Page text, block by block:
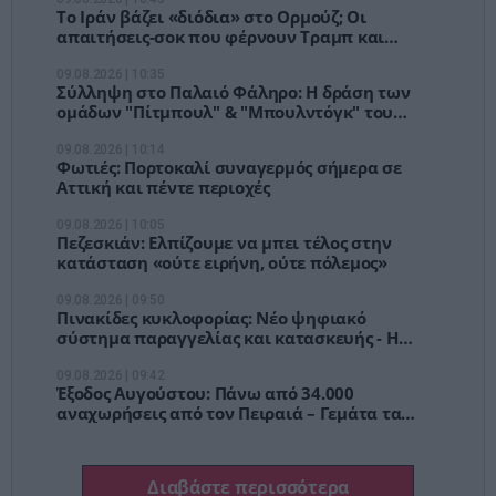
Το Ιράν βάζει «διόδια» στο Ορμούζ; Οι
απαιτήσεις-σοκ που φέρνουν Τραμπ και
Σύλληψη στο Παλαιό Φάληρο: Η δράση των
ομάδων "Πίτμπουλ" & "Μπουλντόγκ" του
Φωτιές: Πορτοκαλί συναγερμός σήμερα σε
Αττική και πέντε περιοχές
Πεζεσκιάν: Ελπίζουμε να μπει τέλος στην
κατάσταση «ούτε ειρήνη, ούτε πόλεμος»
Πινακίδες κυκλοφορίας: Νέο ψηφιακό
σύστημα παραγγελίας και κατασκευής - Η
Έξοδος Αυγούστου: Πάνω από 34.000
αναχωρήσεις από τον Πειραιά – Γεμάτα τα
Διαβάστε περισσότερα